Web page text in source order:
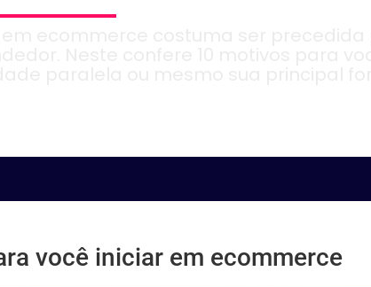
você iniciar em ecommerce